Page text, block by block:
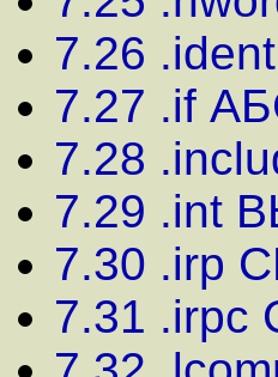
7.26 .ident
7.27 .if
7.28
7.29 .int
7.30 .irp
7.31